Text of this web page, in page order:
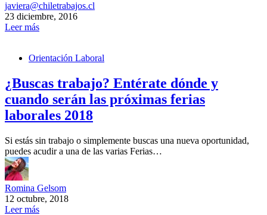
javiera@chiletrabajos.cl
23 diciembre, 2016
Leer más
Orientación Laboral
¿Buscas trabajo? Entérate dónde y
cuando serán las próximas ferias
laborales 2018
Si estás sin trabajo o simplemente buscas una nueva oportunidad,
puedes acudir a una de las varias Ferias…
Romina Gelsom
12 octubre, 2018
Leer más